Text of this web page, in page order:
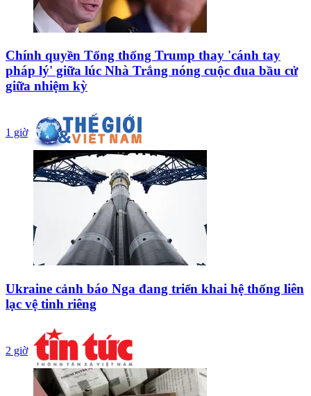
Chính quyền Tổng thống Trump thay 'cánh tay
pháp lý' giữa lúc Nhà Trắng nóng cuộc đua bầu cử
giữa nhiệm kỳ
1 giờ
Ukraine cảnh báo Nga đang triển khai hệ thống liên
lạc vệ tinh riêng
2 giờ